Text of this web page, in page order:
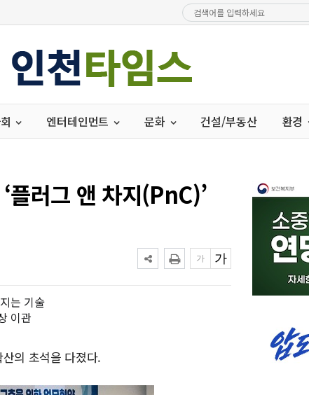
엔터테인먼트 문화 건설/부동산 환경
플러그 앤 차지(PnC)’
는 기술
이관
의 초석을 다졌다.